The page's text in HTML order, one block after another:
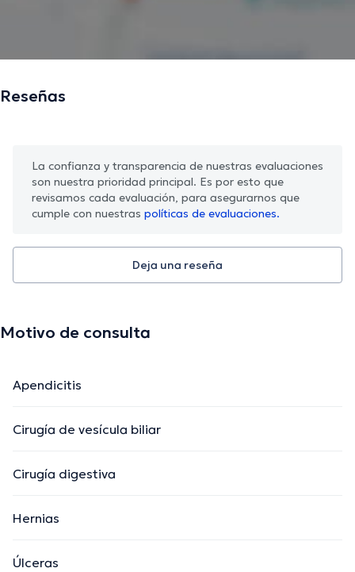
Reseñas
La confianza y transparencia de nuestras evaluaciones
son nuestra prioridad principal. Es por esto que
revisamos cada evaluación, para asegurarnos que
cumple con nuestras políticas de evaluaciones.
Deja una reseña
Motivo de consulta
Apendicitis
Cirugía de vesícula biliar
Cirugía digestiva
Hernias
Úlceras